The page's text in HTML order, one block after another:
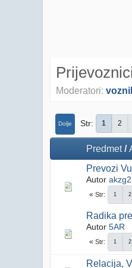
Moderatori:
Dolje Str 1 2
Predmet/
Prevozi
Autor
Str 1 2
Radika
Autor 5AR
Str 1 2
Relacija,